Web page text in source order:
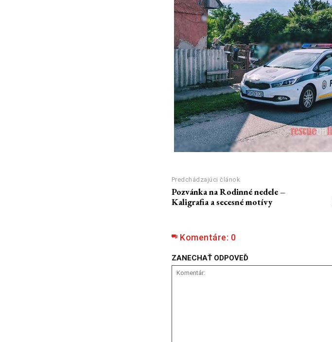
Predchádzajúci článok
Pozvánka na Rodinné nedele –
Kaligrafia a secesné motívy
Komentáre: 0
ZANECHAŤ ODPOVEĎ